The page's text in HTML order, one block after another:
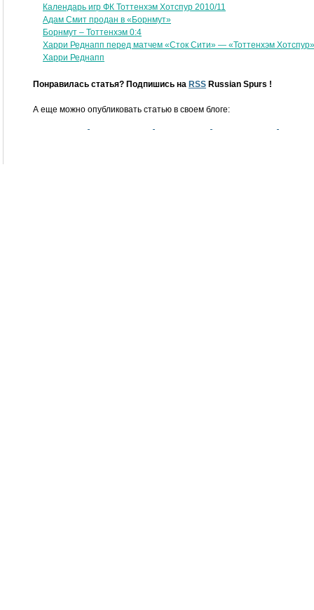
Календарь игр ФК Тоттенхэм Хотспур 2010/11
Адам Смит продан в «Борнмут»
Борнмут – Тоттенхэм 0:4
Харри Реднапп перед матчем «Сток Сити» — «Тоттенхэм Хотспур»
Харри Реднапп
Понравилась статья? Подпишись на RSS Russian Spurs !
А еще можно опубликовать статью в своем блоге: